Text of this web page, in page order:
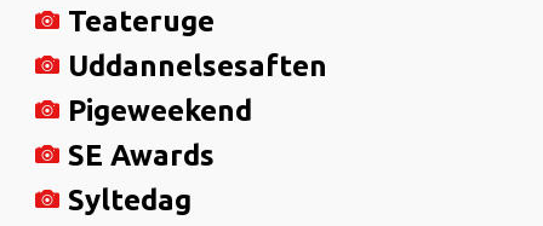
Teateruge
Uddannelsesaften
Pigeweekend
SE Awards
Syltedag